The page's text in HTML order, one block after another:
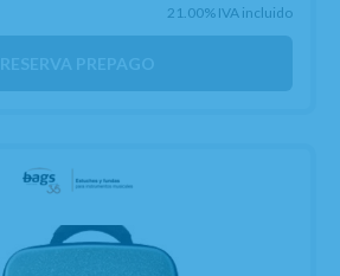
21.00% IVA incluido
RESERVA PREPAGO